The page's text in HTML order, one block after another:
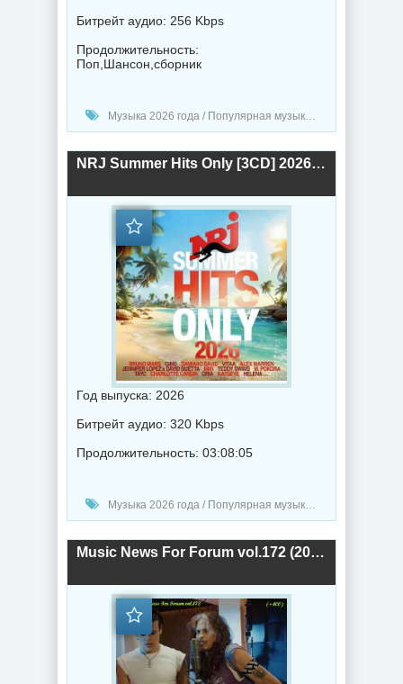
Битрейт аудио: 256 Kbps
Продолжительность:
Поп,Шансон,сборник
Музыка 2026 года / Популярная музыка / Шансон музыка / Поп музыка / Сборник музыка
NRJ Summer Hits Only [3CD] 2026 (2026) торрент
Год выпуска: 2026
Битрейт аудио: 320 Kbps
Продолжительность: 03:08:05
Музыка 2026 года / Популярная музыка / Рок - альтернативная музыка / Рэп - хип хоп музыка / Поп музыка / Танцевальная музыка / Сборник музыка / RnB music
Music News For Forum vol.172 (2026) торрент